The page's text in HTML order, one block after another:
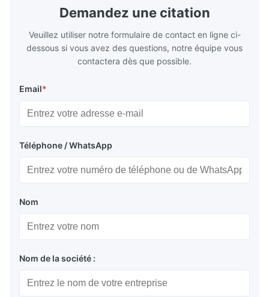
Demandez une citation
Veuillez utiliser notre formulaire de contact en ligne ci-
dessous si vous avez des questions, notre équipe vous
contactera dès que possible.
Email*
Téléphone / WhatsApp
Nom
Nom de la société :